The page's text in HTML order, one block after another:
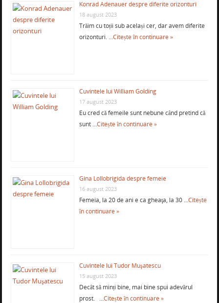
Konrad Adenauer despre diferite orizonturi
18 august 2023
Trăim cu toții sub același cer, dar avem diferite
orizonturi. …Citește în continuare »
Cuvintele lui William Golding
17 august 2023
Eu cred că femeile sunt nebune când pretind că
sunt …Citește în continuare »
Gina Lollobrigida despre femeie
16 august 2023
Femeia, la 20 de ani e ca gheaţa, la 30 …Citește
în continuare »
Cuvintele lui Tudor Muşatescu
15 august 2023
Decât să minți bine, mai bine spui adevărul
prost. …Citește în continuare »